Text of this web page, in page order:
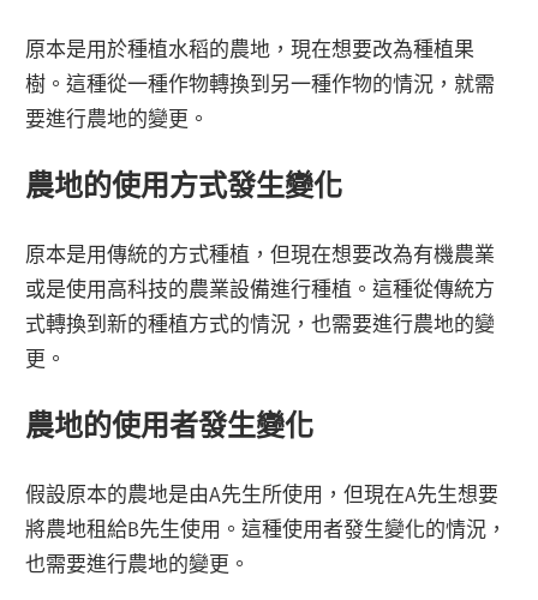
原本是用於種植水稻的農地，現在想要改為種植果
樹。這種從一種作物轉換到另一種作物的情況，就需
要進行農地的變更。
農地的使用方式發生變化
原本是用傳統的方式種植，但現在想要改為有機農業
或是使用高科技的農業設備進行種植。這種從傳統方
式轉換到新的種植方式的情況，也需要進行農地的變
更。
農地的使用者發生變化
假設原本的農地是由A先生所使用，但現在A先生想要
將農地租給B先生使用。這種使用者發生變化的情況，
也需要進行農地的變更。